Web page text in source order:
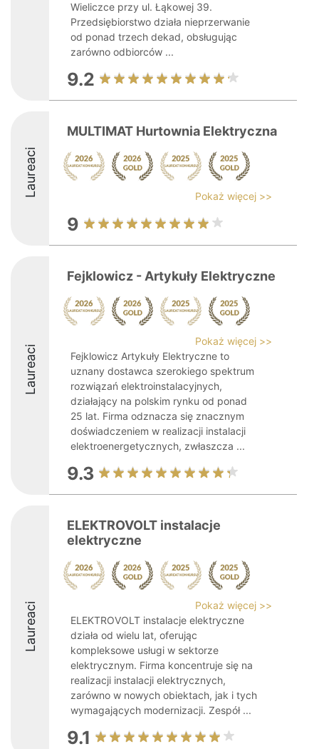
Wieliczce przy ul. Łąkowej 39.
Przedsiębiorstwo działa nieprzerwanie
od ponad trzech dekad, obsługując
zarówno odbiorców ...
9.2
Laureaci
MULTIMAT Hurtownia Elektryczna
Pokaż więcej >>
9
Laureaci
Fejklowicz - Artykuły Elektryczne
Pokaż więcej >>
Fejklowicz Artykuły Elektryczne to
uznany dostawca szerokiego spektrum
rozwiązań elektroinstalacyjnych,
działający na polskim rynku od ponad
25 lat. Firma odznacza się znacznym
doświadczeniem w realizacji instalacji
elektroenergetycznych, zwłaszcza ...
9.3
Laureaci
ELEKTROVOLT instalacje
elektryczne
Pokaż więcej >>
ELEKTROVOLT instalacje elektryczne
działa od wielu lat, oferując
kompleksowe usługi w sektorze
elektrycznym. Firma koncentruje się na
realizacji instalacji elektrycznych,
zarówno w nowych obiektach, jak i tych
wymagających modernizacji. Zespół ...
9.1